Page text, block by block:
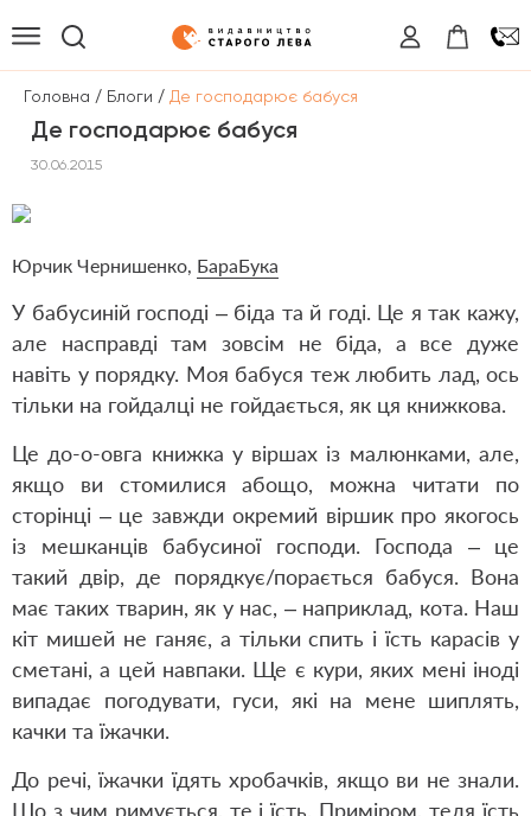
Головна / Блоги / Де господарює бабуся
Де господарює бабуся
30.06.2015
Юрчик Чернишенко, БараБука
У бабусиній господі – біда та й годі. Це я так кажу,
але насправді там зовсім не біда, а все дуже
навіть у порядку. Моя бабуся теж любить лад, ось
тільки на гойдалці не гойдається, як ця книжкова.
Це до-о-овга книжка у віршах із малюнками, але,
якщо ви стомилися абощо, можна читати по
сторінці – це завжди окремий віршик про якогось
із мешканців бабусиної господи. Господа – це
такий двір, де порядкує/порається бабуся. Вона
має таких тварин, як у нас, – наприклад, кота. Наш
кіт мишей не ганяє, а тільки спить і їсть карасів у
сметані, а цей навпаки. Ще є кури, яких мені іноді
випадає погодувати, гуси, які на мене шиплять,
качки та їжачки.
До речі, їжачки їдять хробачків, якщо ви не знали.
Що з чим римується, те і їсть. Приміром, теля їсть